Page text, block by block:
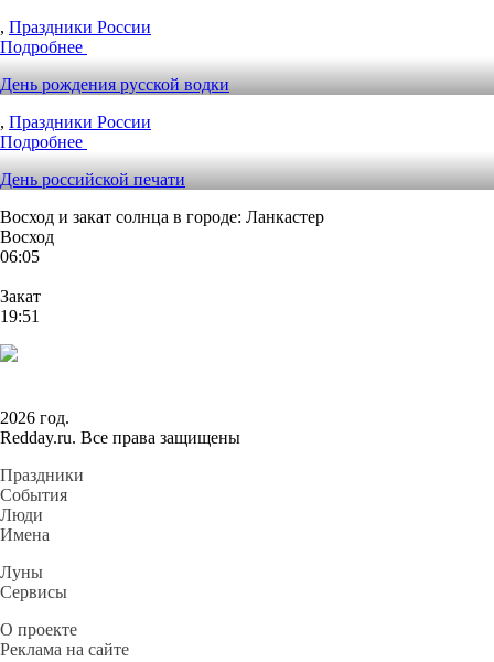
, Праздники России
Подробнее
День рождения русской водки
, Праздники России
Подробнее
День российской печати
Восход и закат солнца в городе: Ланкастер
Восход
06:05
Закат
19:51
2026 год.
Redday.ru. Все права защищены
Праздники
События
Люди
Имена
Луны
Сервисы
О проекте
Реклама на сайте